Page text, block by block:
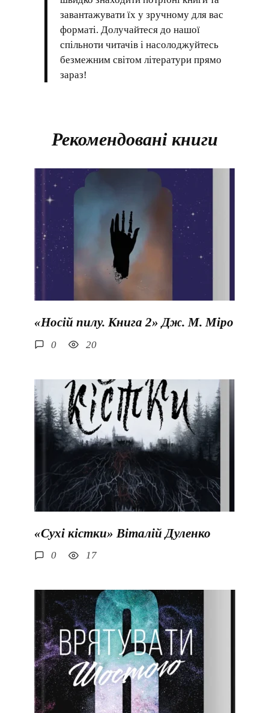
завантажувати їх у зручному для вас
форматі. Долучайтеся до нашої
спільноти читачів і насолоджуйтесь
безмежним світом літератури прямо
зараз!
Рекомендовані книги
«Носій пилу. Книга 2» Дж. М. Міро
0 20
«Сухі кістки» Віталій Дуленко
0 17